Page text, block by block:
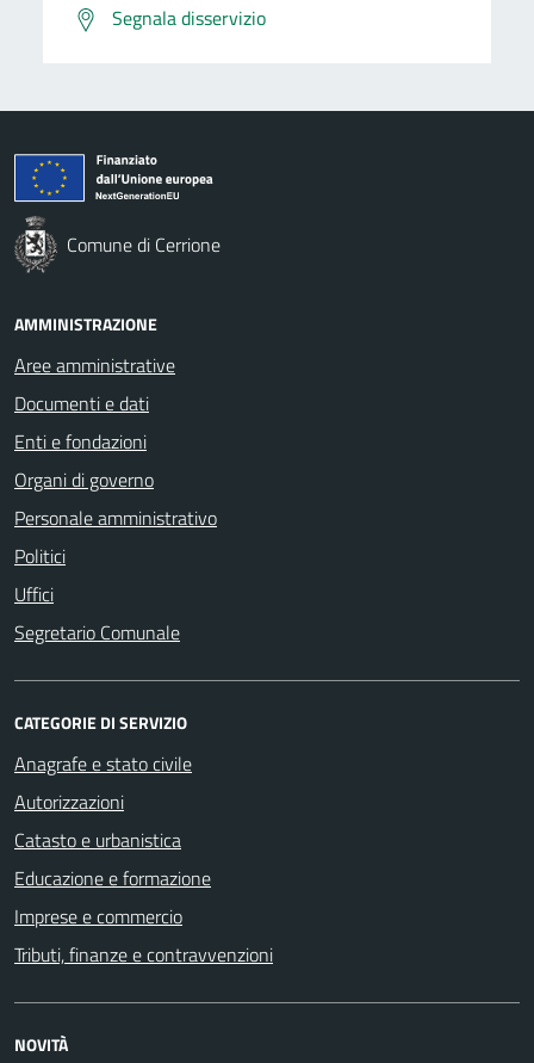
Segnala disservizio
Comune di Cerrione
AMMINISTRAZIONE
Aree amministrative
Documenti e dati
Enti e fondazioni
Organi di governo
Personale amministrativo
Politici
Uffici
Segretario Comunale
CATEGORIE DI SERVIZIO
Anagrafe e stato civile
Autorizzazioni
Catasto e urbanistica
Educazione e formazione
Imprese e commercio
Tributi, finanze e contravvenzioni
NOVITÀ